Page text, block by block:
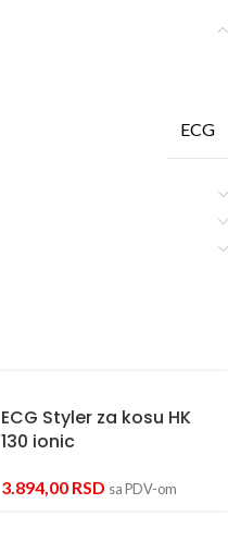
ECG
ECG Styler za kosu HK
130 ionic
3.894,00 RSD sa PDV-om